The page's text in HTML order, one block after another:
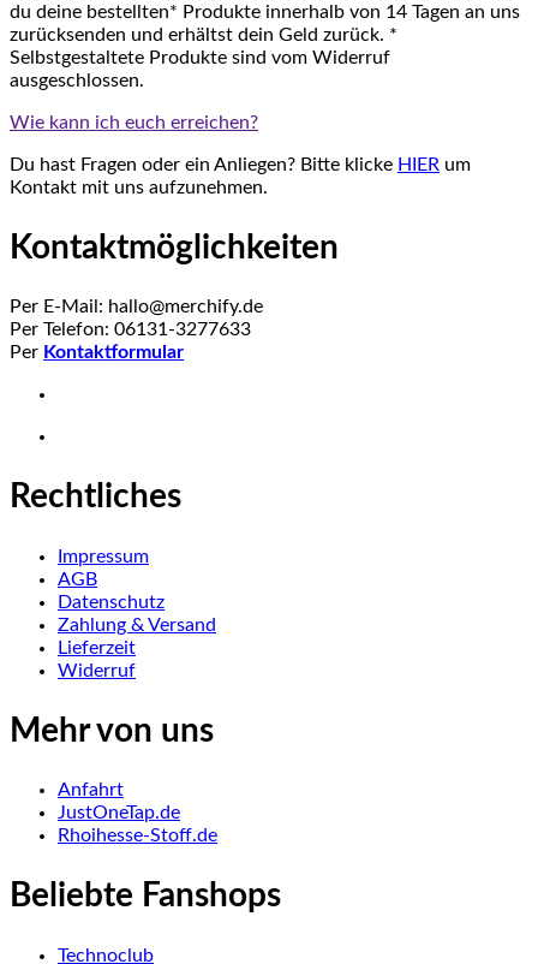
du deine bestellten* Produkte innerhalb von 14 Tagen an uns
zurücksenden und erhältst dein Geld zurück. *
Selbstgestaltete Produkte sind vom Widerruf
ausgeschlossen.
Wie kann ich euch erreichen?
Du hast Fragen oder ein Anliegen? Bitte klicke HIER um
Kontakt mit uns aufzunehmen.
Kontaktmöglichkeiten
Per E-Mail: hallo@merchify.de
Per Telefon: 06131-3277633
Per Kontaktformular
Rechtliches
Impressum
AGB
Datenschutz
Zahlung & Versand
Lieferzeit
Widerruf
Mehr von uns
Anfahrt
JustOneTap.de
Rhoihesse-Stoff.de
Beliebte Fanshops
Technoclub